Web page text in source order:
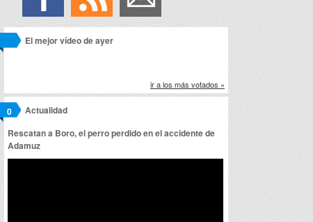
El mejor vídeo de ayer
ir a los más votados »
Actualidad
0
Rescatan a Boro, el perro perdido en el accidente de
Adamuz